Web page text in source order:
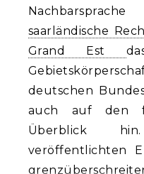
saarländische
Grand Est
deutschen
auch auf den
Überblick
veröffentlichten